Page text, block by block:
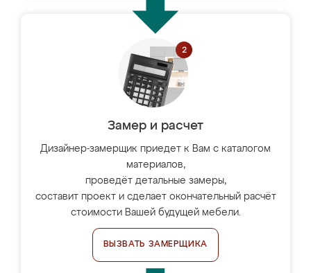
Замер и расчет
Дизайнер-замерщик приедет к Вам с каталогом
материалов,
проведёт детальные замеры,
составит проект и сделает окончательный расчёт
стоимости Вашей будущей мебели.
ВЫЗВАТЬ ЗАМЕРЩИКА